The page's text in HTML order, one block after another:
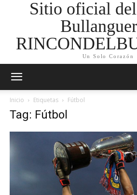
Sitio oficial
Un Solo Corazón
Inicio Etiquetas Fútbol
Tag: Fútbol